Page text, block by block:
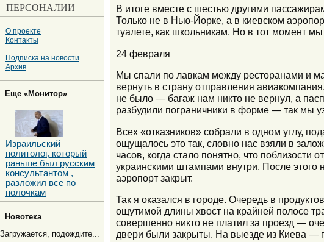
В итоге вместе с шестью другими
Только не в Нью-Йорке, а в киевском
туалете, как школьникам. Но в тот момент
24 февраля
Мы спали по лавкам между ресторанами и
вернуть в страну отправления
не было — багаж нам никто не вернул, а
разбудили пограничники в форме — так мы
Всех «отказников» собрали в одном углу,
ощущалось это так, словно нас взяли в
часов, когда стало понятно, что
украинскими штампами внутри. После
аэропорт закрыт.
Так я оказался в городе. Очередь в
ощутимой длины хвост на крайней полосе
совершенно никто не платил за проезд —
двери были закрыты. На выезде из Киева —
ПЕРСОНАЛИИ
О проекте
Контакты
Подписка на новости
Архив
Еще «Монитор»
Израильский
политолог, который
раньше был русским
консультантом ,
разложил все по
полочкам
Новотека
Загружается, подождите...